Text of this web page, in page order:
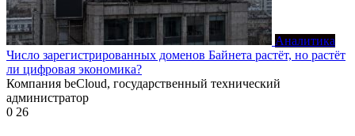
Аналитика
Число зарегистрированных доменов Байнета растёт, но растёт
ли цифровая экономика?
Компания beCloud, государственный технический
администратор
0 26